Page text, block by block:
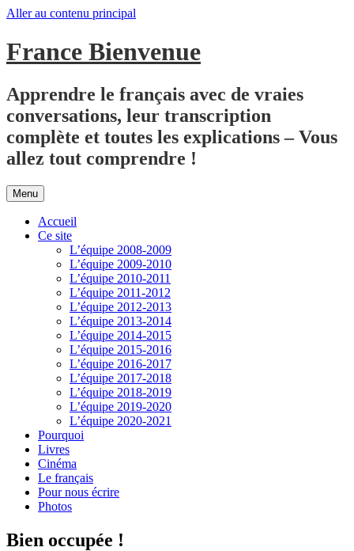
Aller au contenu principal
France Bienvenue
Apprendre le français avec de vraies
conversations, leur transcription
complète et toutes les explications – Vous
allez tout comprendre !
Menu
Accueil
Ce site
L’équipe 2008-2009
L’équipe 2009-2010
L’équipe 2010-2011
L’équipe 2011-2012
L’équipe 2012-2013
L’équipe 2013-2014
L’équipe 2014-2015
L’équipe 2015-2016
L’équipe 2016-2017
L’équipe 2017-2018
L’équipe 2018-2019
L’équipe 2019-2020
L’équipe 2020-2021
Pourquoi
Livres
Cinéma
Le français
Pour nous écrire
Photos
Bien occupée !